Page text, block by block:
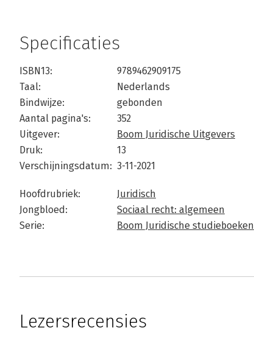
Specificaties
ISBN13:
9789462909175
Taal:
Nederlands
Bindwijze:
gebonden
Aantal pagina's:
352
Uitgever:
Boom Juridische Uitgevers
Druk:
13
Verschijningsdatum: 3-11-2021
Hoofdrubriek:
Juridisch
Jongbloed:
Sociaal recht: algemeen
Serie:
Boom Juridische studieboeken
Lezersrecensies